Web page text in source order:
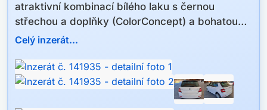
atraktivní kombinací bílého laku s černou
střechou a doplňky (ColorConcept) a bohatou
výbavou, která zpříjemní každou jízdu.
​Rok výroby: 12/2018 (modelový rok 2019)
​Najeto: 160 570 km
​Motor: 1.0 TSI (přeplňovaný benzín)
Celý inzerát...